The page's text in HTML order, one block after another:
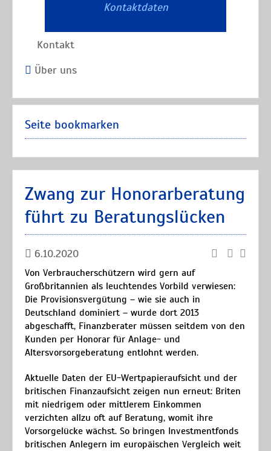
Kontaktdaten
Kontakt
Über uns
Seite bookmarken
Zwang zur Honorarberatung
führt zu Beratungslücken
6.10.2020
Von Verbraucherschützern wird gern auf
Großbritannien als leuchtendes Vorbild verwiesen:
Die Provisionsvergütung – wie sie auch in
Deutschland dominiert – wurde dort 2013
abgeschafft, Finanzberater müssen seitdem von den
Kunden per Honorar für Anlage- und
Altersvorsorgeberatung entlohnt werden.
Aktuelle Daten der EU-Wertpapieraufsicht und der
britischen Finanzaufsicht zeigen nun erneut: Briten
mit niedrigem oder mittlerem Einkommen
verzichten allzu oft auf Beratung, womit ihre
Vorsorgelücke wächst. So bringen Investmentfonds
britischen Anlegern im europäischen Vergleich weit